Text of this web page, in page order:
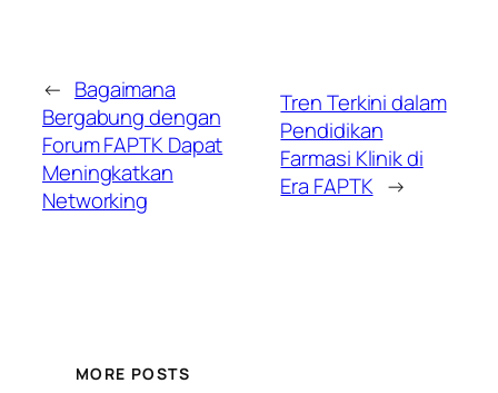
← Bagaimana
Bergabung dengan
Forum FAPTK Dapat
Meningkatkan
Networking
Tren Terkini dalam
Pendidikan
Farmasi Klinik di
Era FAPTK →
MORE POSTS